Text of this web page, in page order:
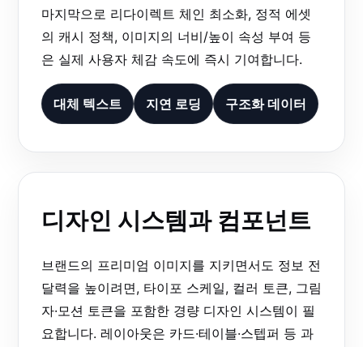
마지막으로 리다이렉트 체인 최소화, 정적 에셋
의 캐시 정책, 이미지의 너비/높이 속성 부여 등
은 실제 사용자 체감 속도에 즉시 기여합니다.
대체 텍스트 지연 로딩 구조화 데이터
디자인 시스템과 컴포넌트
브랜드의 프리미엄 이미지를 지키면서도 정보 전
달력을 높이려면, 타이포 스케일, 컬러 토큰, 그림
자·모션 토큰을 포함한 경량 디자인 시스템이 필
요합니다. 레이아웃은 카드·테이블·스텝퍼 등 과